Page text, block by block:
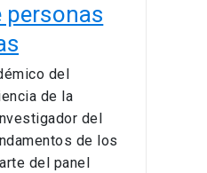
personas
del
de la
del
de los
del panel